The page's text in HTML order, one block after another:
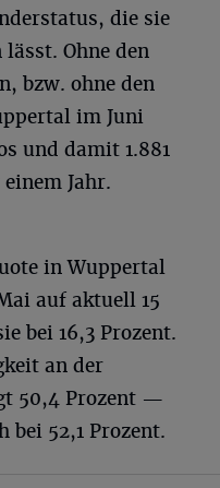
die sie
Ohne den
bzw. ohne den
im Juni
und damit 1.881
Jahr.
in Wuppertal
auf aktuell 15
bei 16,3 Prozent.
an der
50,4 Prozent —
bei 52,1 Prozent.